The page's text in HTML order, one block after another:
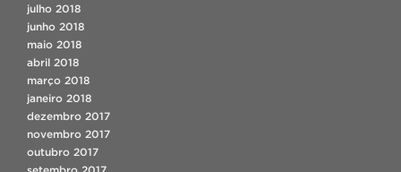
julho 2018
junho 2018
maio 2018
abril 2018
março 2018
janeiro 2018
dezembro 2017
novembro 2017
outubro 2017